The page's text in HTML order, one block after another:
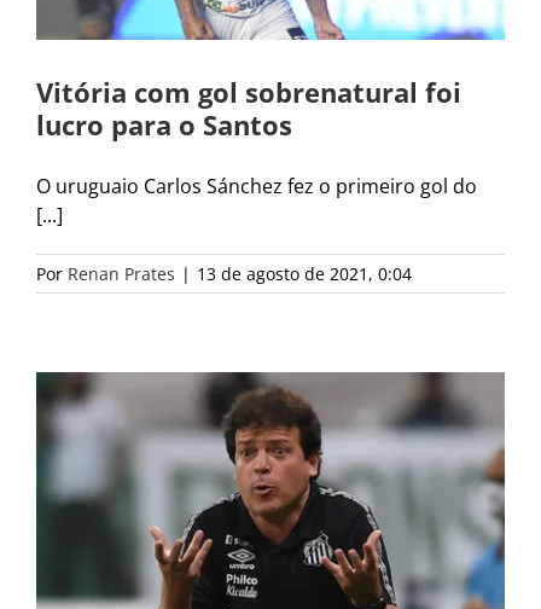
Vitória com gol sobrenatural foi
lucro para o Santos
O uruguaio Carlos Sánchez fez o primeiro gol do
[...]
Por Renan Prates | 13 de agosto de 2021, 0:04